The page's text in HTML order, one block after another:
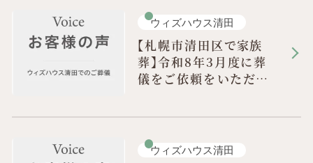
ウィズハウス清田
【札幌市清田区で家族
葬】令和8年3月度に葬
儀をご依頼をいただき
ウィズハウス清田